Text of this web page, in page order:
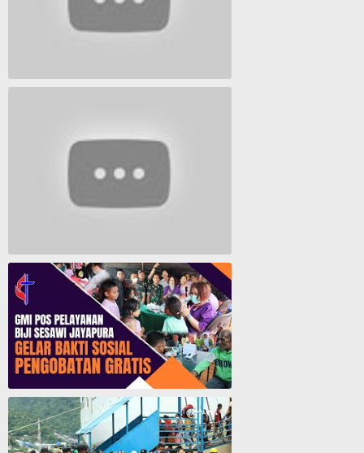
Lagu Timur yang Paling 2022
Lagu Rohani Tanpa Iklan - Lagu Pujian dan Penyembahan Paskah 2022
GMI Pos Pelayanan Biji Sesawi Jayapura Gelar Bakti Sosial Pengobatan Umum Gratis